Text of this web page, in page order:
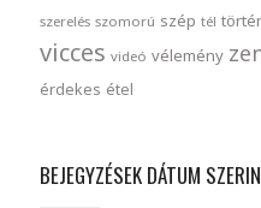
szerelés szomorú szép tél
vicces videó vélemény
érdekes étel
BEJEGYZÉSEK DÁTUM